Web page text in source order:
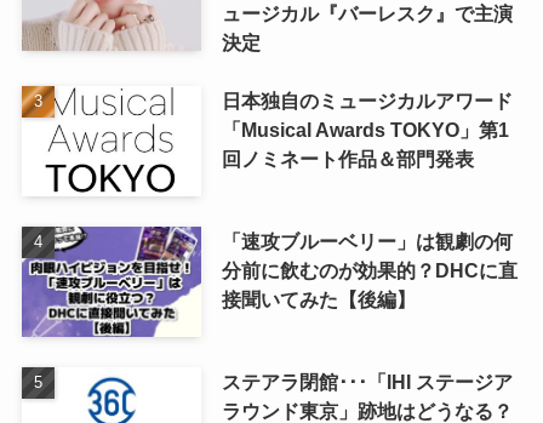
ュージカル『バーレスク』で主演
決定
日本独自のミュージカルアワード
「Musical Awards TOKYO」第1
回ノミネート作品＆部門発表
「速攻ブルーベリー」は観劇の何
分前に飲むのが効果的？DHCに直
接聞いてみた【後編】
ステアラ閉館･･･「IHI ステージア
ラウンド東京」跡地はどうなる？